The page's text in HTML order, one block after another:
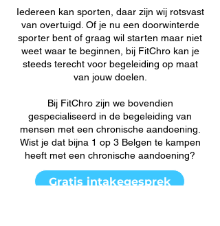
Iedereen kan sporten, daar zijn wij rotsvast
van overtuigd. Of je nu een doorwinterde
sporter bent of graag wil starten maar niet
weet waar te beginnen, bij FitChro kan je
steeds terecht voor begeleiding op maat
van jouw doelen.
Bij FitChro zijn we bovendien
gespecialiseerd in de begeleiding van
mensen met een chronische aandoening.
Wist je dat bijna 1 op 3 Belgen te kampen
heeft met een chronische aandoening?
Gratis intakegesprek